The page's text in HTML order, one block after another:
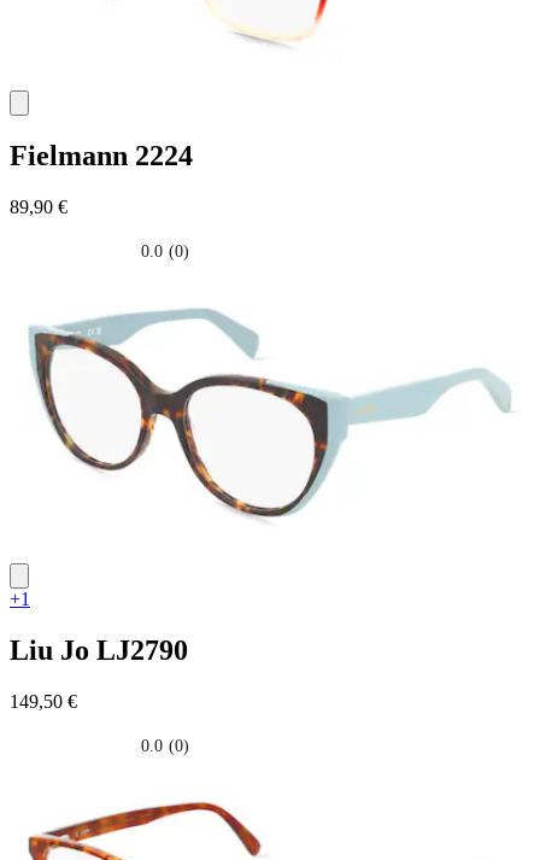
Fielmann 2224
89,90 €
0.0 (0)
stelle.
+1
Liu Jo LJ2790
149,50 €
0.0 (0)